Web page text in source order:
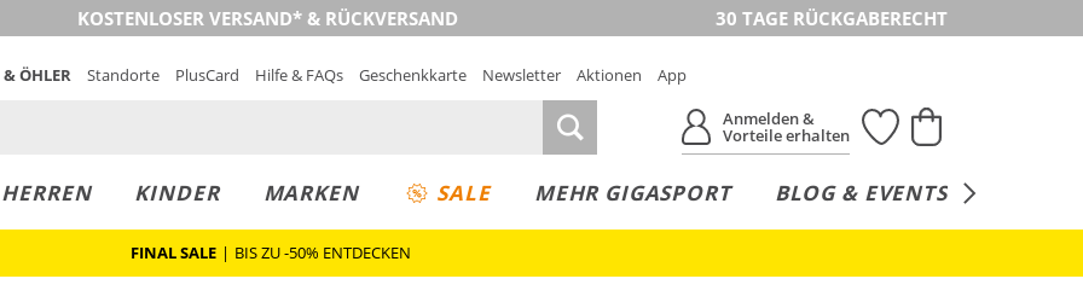
KOSTENLOSER VERSAND* & RÜCKVERSAND 30 TAGE RÜCKGABERECHT
ÖHLER Standorte PlusCard Hilfe & FAQs Geschenkkarte Newsletter Aktionen
App
Anmelden &
Vorteile erhalten
HERREN KINDER MARKEN SALE MEHR GIGASPORT BLOG & EVENTS
FINAL SALE | BIS ZU -50% ENTDECKEN